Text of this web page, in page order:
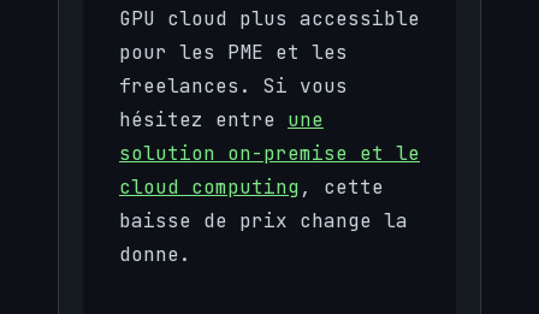
GPU cloud plus accessible
pour les PME et les
freelances. Si vous
hésitez entre une
solution on-premise et le
cloud computing, cette
baisse de prix change la
donne.